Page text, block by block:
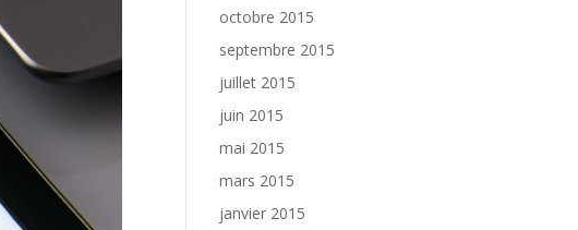
octobre 2015
septembre 2015
juillet 2015
juin 2015
mai 2015
mars 2015
janvier 2015